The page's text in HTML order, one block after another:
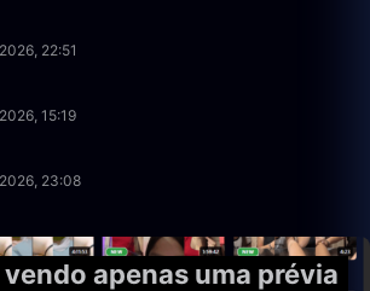
22:51
15:19
23:08
apenas uma prévia